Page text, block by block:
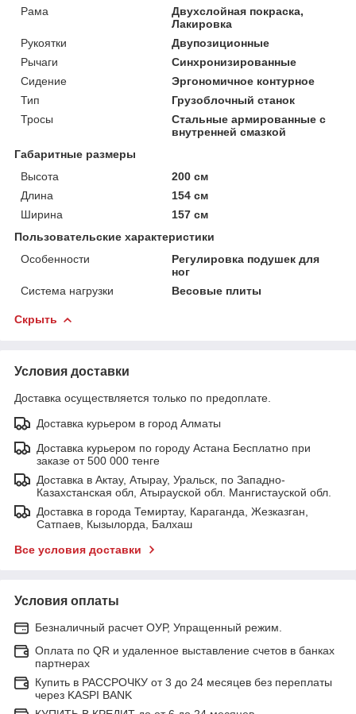
Рама
Двухслойная покраска,
Лакировка
Рукоятки
Двупозиционные
Рычаги
Синхронизированные
Сидение
Эргономичное контурное
Тип
Грузоблочный станок
Тросы
Стальные армированные c
внутренней смазкой
Габаритные размеры
Высота
200 см
Длина
154 см
Ширина
157 см
Пользовательские характеристики
Особенности
Регулировка подушек для
ног
Система нагрузки
Весовые плиты
Скрыть
Условия доставки
Доставка осуществляется только по предоплате.
Доставка курьером в город Алматы
Доставка курьером по городу Астана Бесплатно при
заказе от 500 000 тенге
Доставка в Актау, Атырау, Уральск, по Западно-
Казахстанская обл, Атырауской обл. Мангистауской обл.
Доставка в города Темиртау, Караганда, Жезказган,
Сатпаев, Кызылорда, Балхаш
Все условия доставки
Условия оплаты
Безналичный расчет ОУР, Упращенный режим.
Оплата по QR и удаленное выставление счетов в банках
партнерах
Купить в РАССРОЧКУ от 3 до 24 месяцев без переплаты
через KASPI BANK